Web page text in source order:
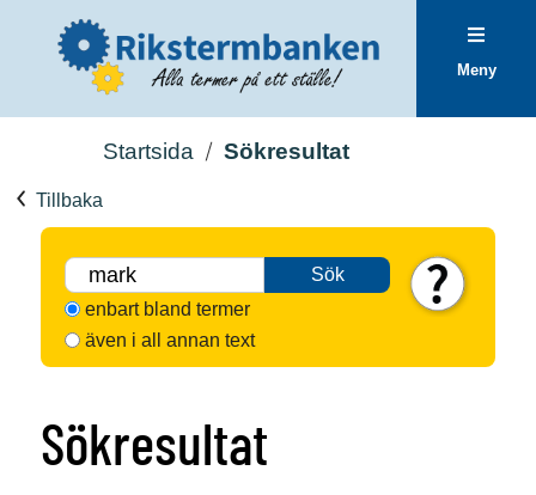
Meny
Startsida Sökresultat
Tillbaka
Sök
enbart bland termer
även i all annan text
Sökresultat